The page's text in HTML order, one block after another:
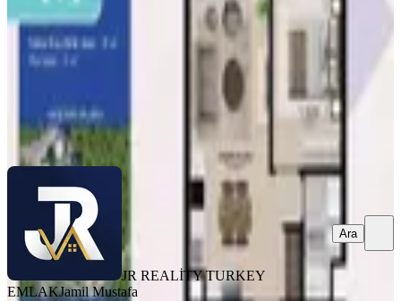
JR REALİTY TURKEY EMLAKJamil Mustafa
Ara
JR REALİTY TURKEY
EMLAKJamil Mustafa
Ara